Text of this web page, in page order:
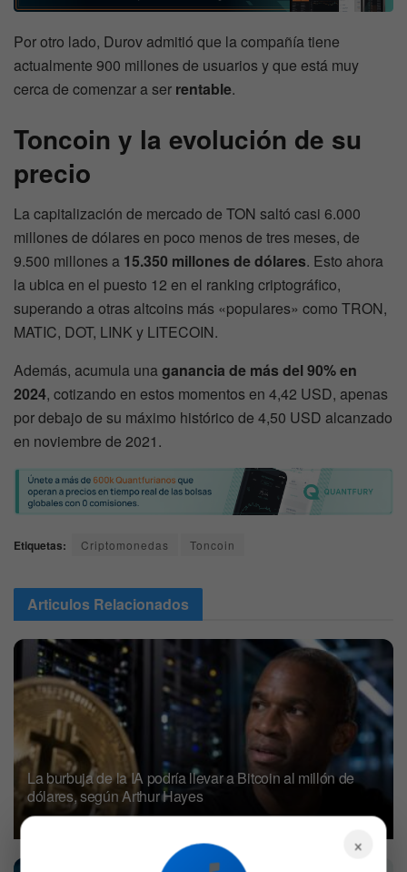
Por otro lado, Durov admitió que la compañía tiene
actualmente 900 millones de usuarios y que está muy
cerca de comenzar a ser rentable.
Toncoin y la evolución de su
precio
La capitalización de mercado de TON saltó casi 6.000
millones de dólares en poco menos de tres meses, de
9.500 millones a 15.350 millones de dólares. Esto ahora
la ubica en el puesto 12 en el ranking criptográfico,
superando a otras altcoins más «populares» como TRON,
MATIC, DOT, LINK y LITECOIN.
Además, acumula unaganancia de más del 90% en
2024, cotizando en estos momentos en 4,42 USD, apenas
por debajo de su máximo histórico de 4,50 USD alcanzado
en noviembre de 2021.
Etiquetas: Criptomonedas Toncoin
Articulos Relacionados
La burbuja de la IA podría llevar a Bitcoin al millón de
dólares, según Arthur Hayes
5 DE AGOSTO DE 2026 579
×